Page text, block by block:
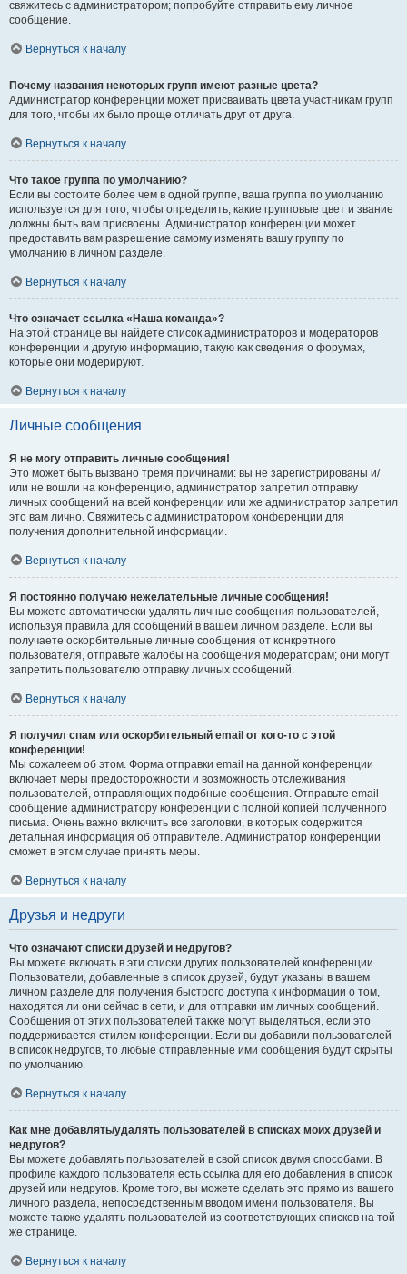
свяжитесь с администратором; попробуйте отправить ему личное
сообщение.
Вернуться к началу
Почему названия некоторых групп имеют разные цвета?
Администратор конференции может присваивать цвета участникам групп
для того, чтобы их было проще отличать друг от друга.
Вернуться к началу
Что такое группа по умолчанию?
Если вы состоите более чем в одной группе, ваша группа по умолчанию
используется для того, чтобы определить, какие групповые цвет и звание
должны быть вам присвоены. Администратор конференции может
предоставить вам разрешение самому изменять вашу группу по
умолчанию в личном разделе.
Вернуться к началу
Что означает ссылка «Наша команда»?
На этой странице вы найдёте список администраторов и модераторов
конференции и другую информацию, такую как сведения о форумах,
которые они модерируют.
Вернуться к началу
Личные сообщения
Я не могу отправить личные сообщения!
Это может быть вызвано тремя причинами: вы не зарегистрированы и/
или не вошли на конференцию, администратор запретил отправку
личных сообщений на всей конференции или же администратор запретил
это вам лично. Свяжитесь с администратором конференции для
получения дополнительной информации.
Вернуться к началу
Я постоянно получаю нежелательные личные сообщения!
Вы можете автоматически удалять личные сообщения пользователей,
используя правила для сообщений в вашем личном разделе. Если вы
получаете оскорбительные личные сообщения от конкретного
пользователя, отправьте жалобы на сообщения модераторам; они могут
запретить пользователю отправку личных сообщений.
Вернуться к началу
Я получил спам или оскорбительный email от кого-то с этой
конференции!
Мы сожалеем об этом. Форма отправки email на данной конференции
включает меры предосторожности и возможность отслеживания
пользователей, отправляющих подобные сообщения. Отправьте email-
сообщение администратору конференции с полной копией полученного
письма. Очень важно включить все заголовки, в которых содержится
детальная информация об отправителе. Администратор конференции
сможет в этом случае принять меры.
Вернуться к началу
Друзья и недруги
Что означают списки друзей и недругов?
Вы можете включать в эти списки других пользователей конференции.
Пользователи, добавленные в список друзей, будут указаны в вашем
личном разделе для получения быстрого доступа к информации о том,
находятся ли они сейчас в сети, и для отправки им личных сообщений.
Сообщения от этих пользователей также могут выделяться, если это
поддерживается стилем конференции. Если вы добавили пользователей
в список недругов, то любые отправленные ими сообщения будут скрыты
по умолчанию.
Вернуться к началу
Как мне добавлять/удалять пользователей в списках моих друзей и
недругов?
Вы можете добавлять пользователей в свой список двумя способами. В
профиле каждого пользователя есть ссылка для его добавления в список
друзей или недругов. Кроме того, вы можете сделать это прямо из вашего
личного раздела, непосредственным вводом имени пользователя. Вы
можете также удалять пользователей из соответствующих списков на той
же странице.
Вернуться к началу